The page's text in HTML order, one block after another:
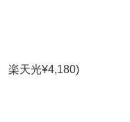
楽天光¥4,180)